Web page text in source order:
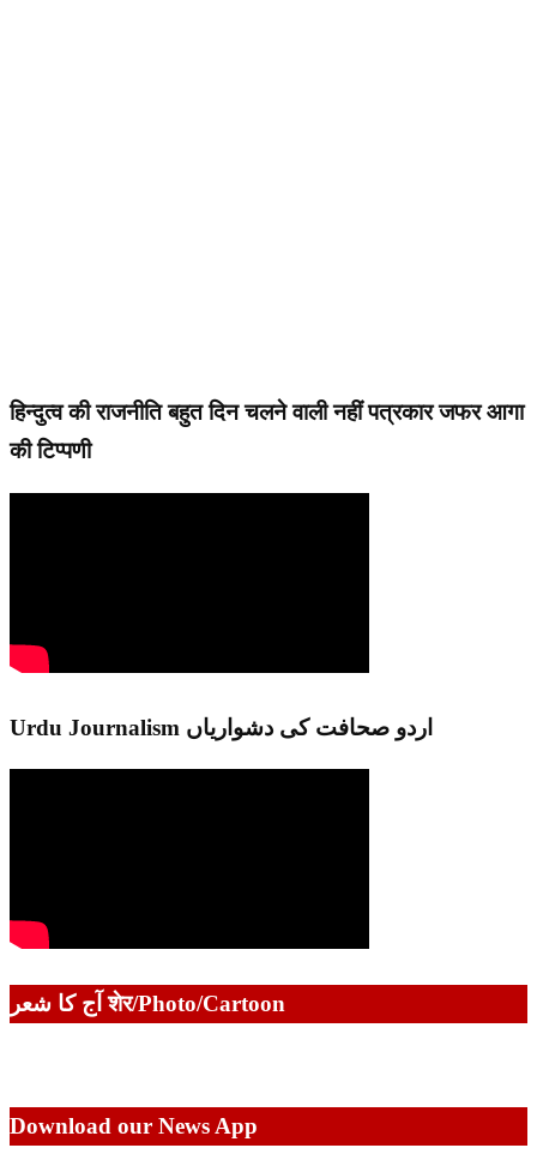
हिन्दुत्व की राजनीति बहुत दिन चलने वाली नहीं पत्रकार जफर आगा
की टिप्पणी
Urdu Journalism اردو صحافت کی دشواریاں
آج کا شعر शेर/Photo/Cartoon
Download our News App